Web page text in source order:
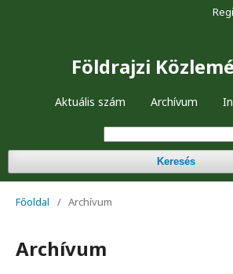
Földrajzi
Aktuális szám Archívum
Keresés
Főoldal / Archívum
Archívum